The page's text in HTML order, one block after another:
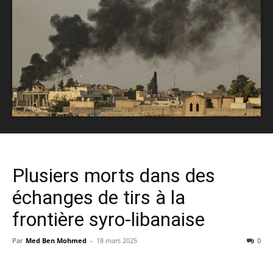
Plusiers morts dans des
échanges de tirs à la
frontière syro-libanaise
Par Med Ben Mohmed - 18 mars 2025 0